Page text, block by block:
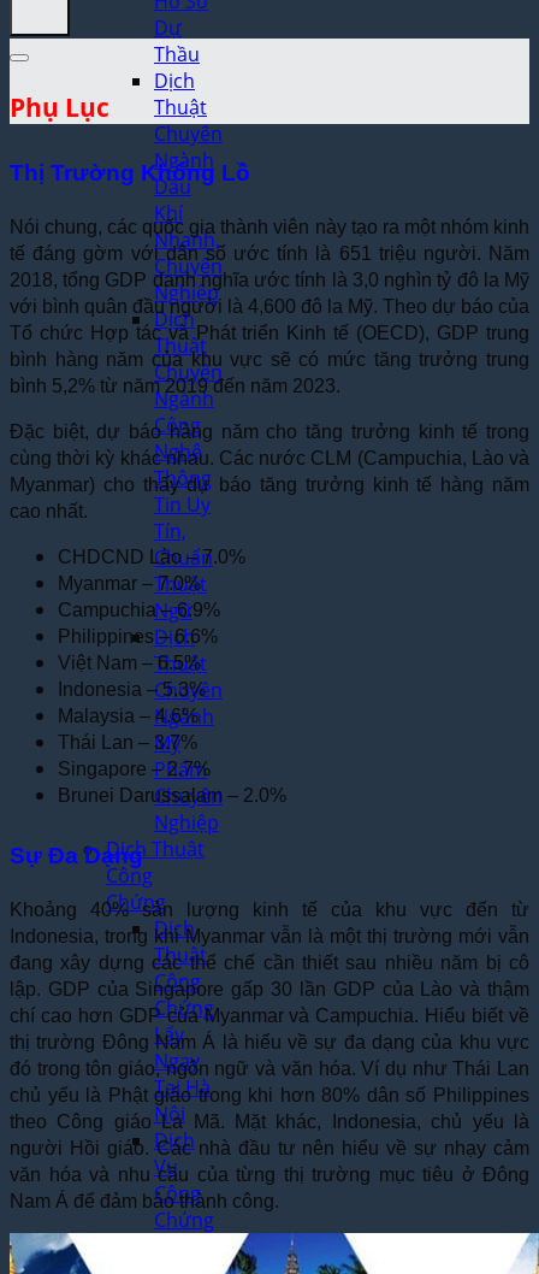
Dự
Thầu
Dịch
Thuật
Chuyên
Ngành
Dầu
Khí
Nhanh,
Chuyên
Nghiệp
Dịch
Thuật
Chuyên
Ngành
Công
Nghệ
Thông
Tin Uy
Tín,
Chuẩn
Thuật
Ngữ
Dịch
Thuật
Chuyên
Ngành
Mỹ
Phẩm
Chuyên
Nghiệp
Dịch Thuật
Công
Chứng
Dịch
Thuật
Công
Chứng
Lấy
Ngay
Tại Hà
Nội
Dịch
Vụ
Công
Chứng
Phụ Lục
Thị Trường Khổng Lồ
Nói chung, các quốc gia thành viên này tạo ra một nhóm kinh
tế đáng gờm với dân số ước tính là 651 triệu người. Năm
2018, tổng GDP danh nghĩa ước tính là 3,0 nghìn tỷ đô la Mỹ
với bình quân đầu người là 4,600 đô la Mỹ. Theo dự báo của
Tổ chức Hợp tác và Phát triển Kinh tế (OECD), GDP trung
bình hàng năm của khu vực sẽ có mức tăng trưởng trung
bình 5,2% từ năm 2019 đến năm 2023.
Đặc biệt, dự báo hàng năm cho tăng trưởng kinh tế trong
cùng thời kỳ khác nhau. Các nước CLM (Campuchia, Lào và
Myanmar) cho thấy dự báo tăng trưởng kinh tế hàng năm
cao nhất.
CHDCND Lào – 7.0%
Myanmar – 7.0%
Campuchia – 6.9%
Philippines – 6.6%
Việt Nam – 6.5%
Indonesia – 5.3%
Malaysia – 4.6%
Thái Lan – 3.7%
Singapore – 2.7%
Brunei Darussalam – 2.0%
Sự Đa Dạng
Khoảng 40% sản lượng kinh tế của khu vực đến từ
Indonesia, trong khi Myanmar vẫn là một thị trường mới vẫn
đang xây dựng các thể chế cần thiết sau nhiều năm bị cô
lập. GDP của Singapore gấp 30 lần GDP của Lào và thậm
chí cao hơn GDP của Myanmar và Campuchia. Hiểu biết về
thị trường Đông Nam Á là hiểu về sự đa dạng của khu vực
đó trong tôn giáo, ngôn ngữ và văn hóa. Ví dụ như Thái Lan
chủ yếu là Phật giáo trong khi hơn 80% dân số Philippines
theo Công giáo La Mã. Mặt khác, Indonesia, chủ yếu là
người Hồi giáo. Các nhà đầu tư nên hiểu về sự nhạy cảm
văn hóa và nhu cầu của từng thị trường mục tiêu ở Đông
Nam Á để đảm bảo thành công.